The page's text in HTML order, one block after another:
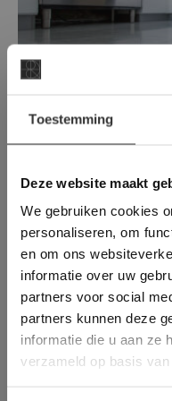
Toestemming
Deze website maakt
We gebruiken cookies
personaliseren, om
en om ons
informatie over uw
partners voor social
partners kunnen deze
informatie die u aan ze
verzameld op basis
Landelijk /
marmer &
Belgisch
Carrara - Type-C
Deze
This Cookie
longer
Deze
gebruik te